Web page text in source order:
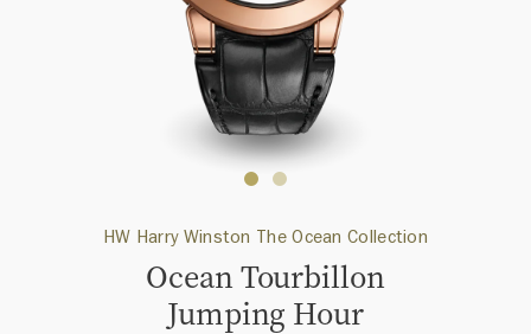
HW Harry Winston The Ocean Collection
Ocean Tourbillon
Jumping Hour